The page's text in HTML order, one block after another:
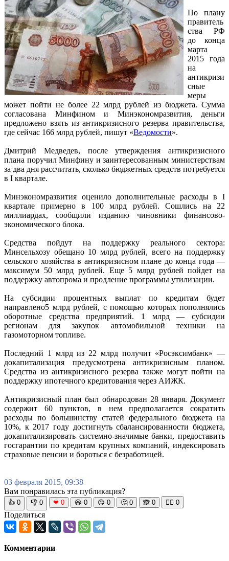
По плану
правитель
ства РФ
до конца
марта
2015 года
на
антикризи
сные
меры
может пойти не более 22 млрд рублей из бюджета. Сумма
согласована Минфином и Минэкономразвития, деньги
предложено взять из антикризисного резерва правительства,
где сейчас 166 млрд рублей, пишут «Ведомости».
Дмитрий Медведев, после утверждения антикризисного
плана поручил Минфину и заинтересованным министерствам
за два дня рассчитать, сколько бюджетных средств потребуется
в I квартале.
Минэкономразвития оценило дополнительные расходы в I
квартале примерно в 100 млрд рублей. Сошлись на 22
миллиардах, сообщили изданию чиновники финансово-
экономического блока.
Средства пойдут на поддержку реального сектора:
Минсельхозу обещано 10 млрд рублей, всего на поддержку
сельского хозяйства в антикризисном плане до конца года —
максимум 50 млрд рублей. Еще 5 млрд рублей пойдет на
поддержку автопрома и продление программы утилизации.
На субсидии процентных выплат по кредитам будет
направлено5 млрд рублей, с помощью которых пополнялись
оборотные средства предприятий. 1 млрд — субсидии
регионам для закупок автомобильной техники на
газомоторном топливе.
Последний 1 млрд из 22 млрд получит «Росэксимбанк» —
докапитализация предусмотрена антикризисным планом.
Средства из антикризисного резерва также могут пойти на
поддержку ипотечного кредитования через АИЖК.
Антикризисный план был обнародован 28 января. Документ
содержит 60 пунктов, в нем предполагается сократить
расходы по большинству статей федерального бюджета на
10%, к 2017 году достигнуть сбалансированности бюджета,
докапитализировать системно-значимые банки, предоставить
госгарантии по кредитам крупных компаний, индексировать
страховые пенсии и бороться с безработицей.
03 февраля 2015, 09:38
Вам понравилась эта публикация?
👍 0 👎 0 ❤ 0 😆 0 😡 0 🤔 0 🙈 0 🧘‍♀️ 0
Поделиться
Комментарии